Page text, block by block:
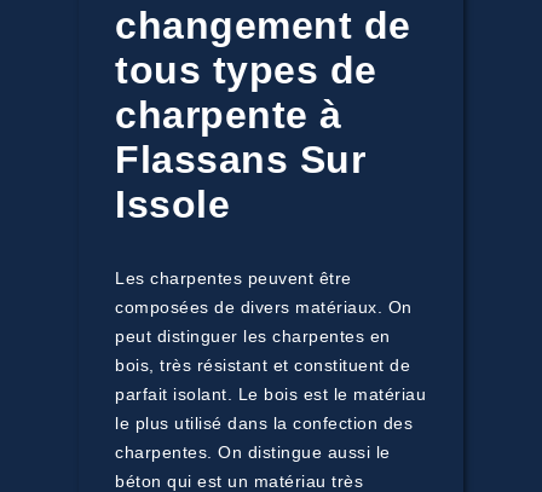
changement de
tous types de
charpente à
Flassans Sur
Issole
Les charpentes peuvent être
composées de divers matériaux. On
peut distinguer les charpentes en
bois, très résistant et constituent de
parfait isolant. Le bois est le matériau
le plus utilisé dans la confection des
charpentes. On distingue aussi le
béton qui est un matériau très